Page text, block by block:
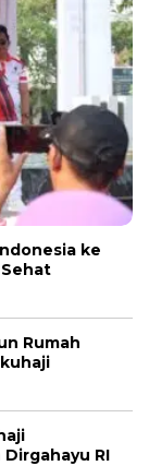
ke
Rumah
RI